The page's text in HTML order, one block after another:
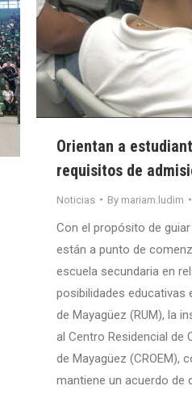
Orientan a
requisitos de
Noticias By mariam.ludim
Con el propósito de
están a punto de
escuela secundaria en
posibilidades educativas
de Mayagüez (RUM), la
al Centro Residencial de
de Mayagüez (CROEM),
mantiene un acuerdo de